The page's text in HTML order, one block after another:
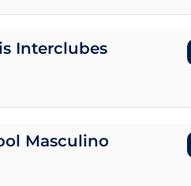
Interclubes
Masculino